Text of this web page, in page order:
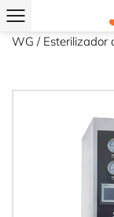
Inicio
WG / Esterilizador